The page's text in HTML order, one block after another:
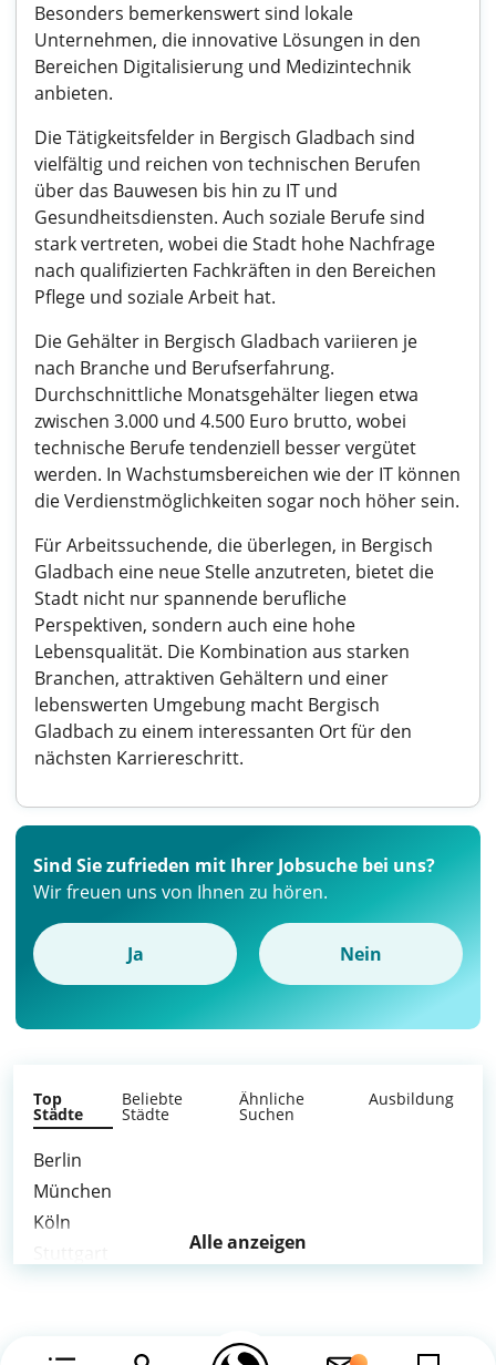
Besonders bemerkenswert sind lokale
Unternehmen, die innovative Lösungen in den
Bereichen Digitalisierung und Medizintechnik
anbieten.
Die Tätigkeitsfelder in Bergisch Gladbach sind
vielfältig und reichen von technischen Berufen
über das Bauwesen bis hin zu IT und
Gesundheitsdiensten. Auch soziale Berufe sind
stark vertreten, wobei die Stadt hohe Nachfrage
nach qualifizierten Fachkräften in den Bereichen
Pflege und soziale Arbeit hat.
Die Gehälter in Bergisch Gladbach variieren je
nach Branche und Berufserfahrung.
Durchschnittliche Monatsgehälter liegen etwa
zwischen 3.000 und 4.500 Euro brutto, wobei
technische Berufe tendenziell besser vergütet
werden. In Wachstumsbereichen wie der IT können
die Verdienstmöglichkeiten sogar noch höher sein.
Für Arbeitssuchende, die überlegen, in Bergisch
Gladbach eine neue Stelle anzutreten, bietet die
Stadt nicht nur spannende berufliche
Perspektiven, sondern auch eine hohe
Lebensqualität. Die Kombination aus starken
Branchen, attraktiven Gehältern und einer
lebenswerten Umgebung macht Bergisch
Gladbach zu einem interessanten Ort für den
nächsten Karriereschritt.
Sind Sie zufrieden mit Ihrer Jobsuche bei uns?
Wir freuen uns von Ihnen zu hören.
Ja Nein
Top
Städte
Beliebte
Städte
Ähnliche
Suchen
Ausbildung
Berlin
München
Köln
Alle anzeigen